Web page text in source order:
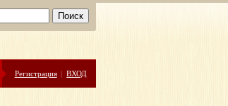
Регистрация | ВХОД